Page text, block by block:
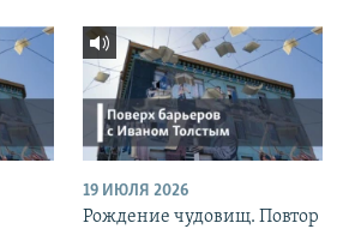
19 ИЮЛЯ 2026
Рождение чудовищ. Повтор